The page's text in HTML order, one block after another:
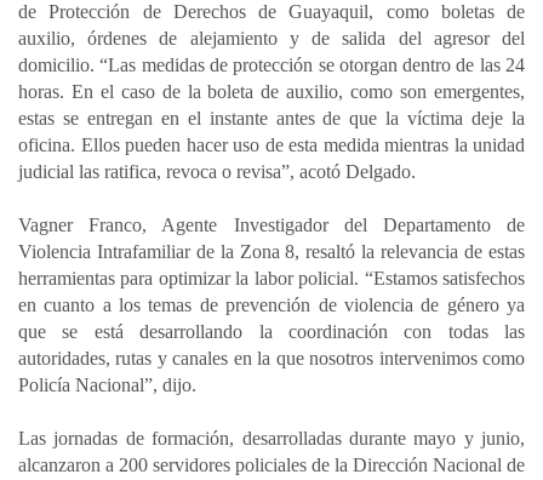
de Protección de Derechos de Guayaquil, como boletas de
auxilio, órdenes de alejamiento y de salida del agresor del
domicilio. “Las medidas de protección se otorgan dentro de las 24
horas. En el caso de la boleta de auxilio, como son emergentes,
estas se entregan en el instante antes de que la víctima deje la
oficina. Ellos pueden hacer uso de esta medida mientras la unidad
judicial las ratifica, revoca o revisa”, acotó Delgado.
Vagner Franco, Agente Investigador del Departamento de
Violencia Intrafamiliar de la Zona 8, resaltó la relevancia de estas
herramientas para optimizar la labor policial. “Estamos satisfechos
en cuanto a los temas de prevención de violencia de género ya
que se está desarrollando la coordinación con todas las
autoridades, rutas y canales en la que nosotros intervenimos como
Policía Nacional”, dijo.
Las jornadas de formación, desarrolladas durante mayo y junio,
alcanzaron a 200 servidores policiales de la Dirección Nacional de